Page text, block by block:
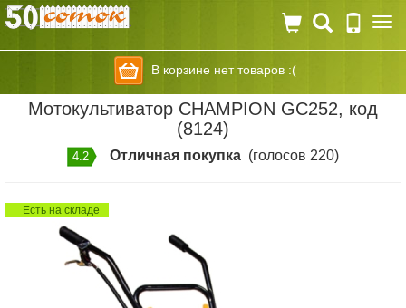
В корзине нет товаров :(
Мотокультиватор CHAMPION GC252, код
(8124)
4.2 Отличная покупка (голосов 220)
Есть на складе